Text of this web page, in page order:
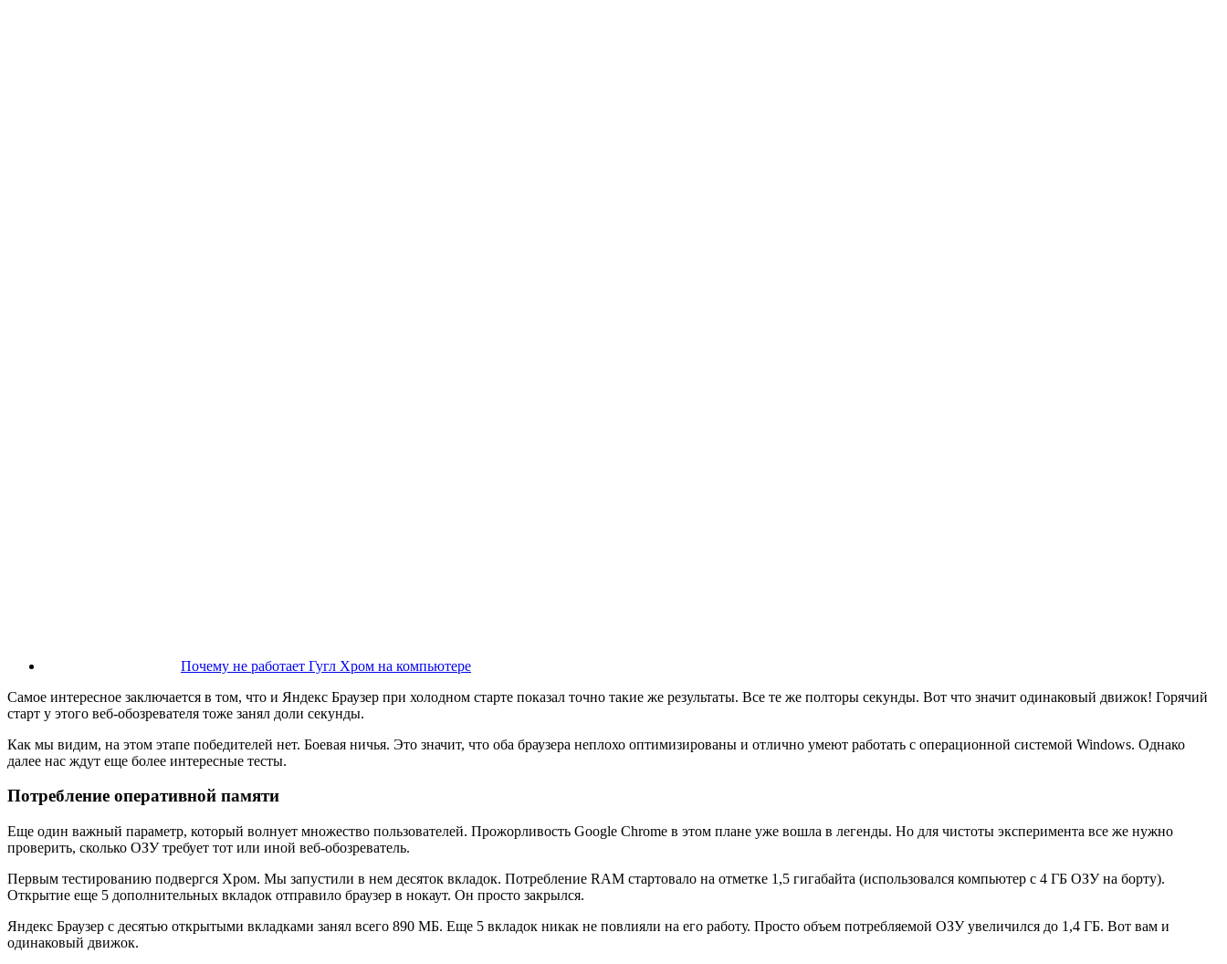
Почему не работает Гугл Хром на компьютере
Самое интересное заключается в том, что и Яндекс Браузер при холодном старте показал точно такие же результаты. Все те же полторы секунды. Вот что значит одинаковый движок! Горячий
старт у этого веб-обозревателя тоже занял доли секунды.
Как мы видим, на этом этапе победителей нет. Боевая ничья. Это значит, что оба браузера неплохо оптимизированы и отлично умеют работать с операционной системой Windows. Однако
далее нас ждут еще более интересные тесты.
Потребление оперативной памяти
Еще один важный параметр, который волнует множество пользователей. Прожорливость Google Chrome в этом плане уже вошла в легенды. Но для чистоты эксперимента все же нужно
проверить, сколько ОЗУ требует тот или иной веб-обозреватель.
Первым тестированию подвергся Хром. Мы запустили в нем десяток вкладок. Потребление RAM стартовало на отметке 1,5 гигабайта (использовался компьютер с 4 ГБ ОЗУ на борту).
Открытие еще 5 дополнительных вкладок отправило браузер в нокаут. Он просто закрылся.
Яндекс Браузер с десятью открытыми вкладками занял всего 890 МБ. Еще 5 вкладок никак не повлияли на его работу. Просто объем потребляемой ОЗУ увеличился до 1,4 ГБ. Вот вам и
одинаковый движок.